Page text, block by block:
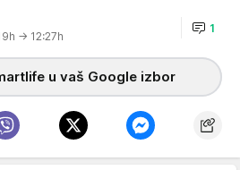
→ 12:27h
1
u vaš Google izbor